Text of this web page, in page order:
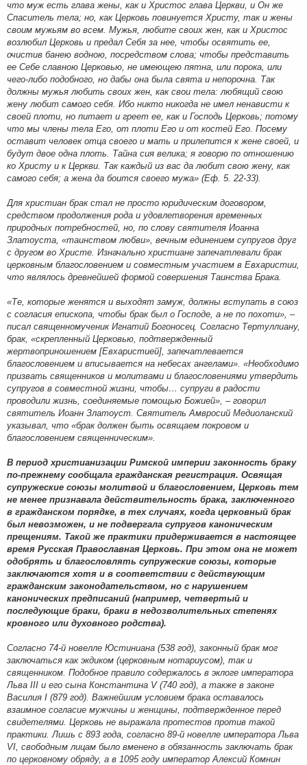
что муж есть глава жены, как и Христос глава Церкви, и Он же
Спаситель тела; но, как Церковь повинуется Христу, так и жены
своим мужьям во всем. Мужья, любите своих жен, как и Христос
возлюбил Церковь и предал Себя за нее, чтобы освятить ее,
очистив банею водною, посредством слова; чтобы представить
ее Себе славною Церковью, не имеющею пятна, или порока, или
чего-либо подобного, но дабы она была свята и непорочна. Так
должны мужья любить своих жен, как свои тела: любящий свою
жену любит самого себя. Ибо никто никогда не имел ненависти к
своей плоти, но питает и греет ее, как и Господь Церковь; потому
что мы члены тела Его, от плоти Его и от костей Его. Посему
оставит человек отца своего и мать и прилепится к жене своей, и
будут двое одна плоть. Тайна сия велика; я говорю по отношению
ко Христу и к Церкви. Так каждый из вас да любит свою жену, как
самого себя; а жена да боится своего мужа» (Еф. 5. 22-33).
Для христиан брак стал не просто юридическим договором,
средством продолжения рода и удовлетворения временных
природных потребностей, но, по слову святителя Иоанна
Златоуста, «таинством любви», вечным единением супругов друг
с другом во Христе. Изначально христиане запечатлевали брак
церковным благословением и совместным участием в Евхаристии,
что являлось древнейшей формой совершения Таинства Брака.
«Те, которые женятся и выходят замуж, должны вступать в союз
с согласия епископа, чтобы брак был о Господе, а не по похоти», –
писал священномученик Игнатий Богоносец. Согласно Тертуллиану,
брак, «скрепленный Церковью, подтвержденный
жертвоприношением [Евхаристией], запечатлевается
благословением и вписывается на небесах ангелами». «Необходимо
призвать священников и молитвами и благословениями утвердить
супругов в совместной жизни, чтобы… супруги в радости
проводили жизнь, соединяемые помощью Божией», – говорил
святитель Иоанн Златоуст. Святитель Амвросий Медиоланский
указывал, что «брак должен быть освящаем покровом и
благословением священническим».
В период христианизации Римской империи законность браку
по-прежнему сообщала гражданская регистрация. Освящая
супружеские союзы молитвой и благословением, Церковь тем
не менее признавала действительность брака, заключенного
в гражданском порядке, в тех случаях, когда церковный брак
был невозможен, и не подвергала супругов каноническим
прещениям. Такой же практики придерживается в настоящее
время Русская Православная Церковь. При этом она не может
одобрять и благословлять супружеские союзы, которые
заключаются хотя и в соответствии с действующим
гражданским законодательством, но с нарушением
канонических предписаний (например, четвертый и
последующие браки, браки в недозволительных степенях
кровного или духовного родства).
Согласно 74-й новелле Юстиниана (538 год), законный брак мог
заключаться как экдиком (церковным нотариусом), так и
священником. Подобное правило содержалось в эклоге императора
Льва III и его сына Константина V (740 год), а также в законе
Василия I (879 год). Важнейшим условием брака оставалось
взаимное согласие мужчины и женщины, подтвержденное перед
свидетелями. Церковь не выражала протестов против такой
практики. Лишь с 893 года, согласно 89-й новелле императора Льва
VI, свободным лицам было вменено в обязанность заключать брак
по церковному обряду, а в 1095 году император Алексий Комнин